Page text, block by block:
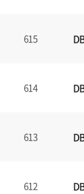
615
614
613
612